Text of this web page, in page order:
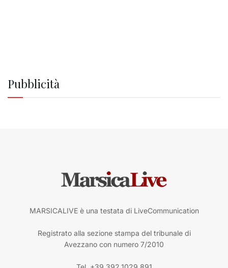
Pubblicità
MARSICALIVE è una testata di LiveCommunication
Registrato alla sezione stampa del tribunale di
Avezzano con numero 7/2010